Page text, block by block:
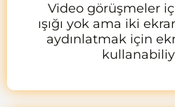
Video görüşmeler
ışığı yok ama iki
aydınlatmak için